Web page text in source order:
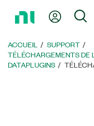
page
d’accueil
Mon
ACCUEIL
SUPPORT
TÉLÉCHARGEMENTS DE
DATAPLUGINS